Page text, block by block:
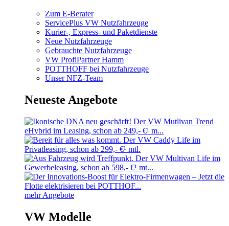
Zum E-Berater
ServicePlus VW Nutzfahrzeuge
Kurier-, Express- und Paketdienste
Neue Nutzfahrzeuge
Gebrauchte Nutzfahrzeuge
VW ProfiPartner Hamm
POTTHOFF bei Nutzfahrzeuge
Unser NFZ-Team
Neueste Angebote
mehr Angebote
VW Modelle